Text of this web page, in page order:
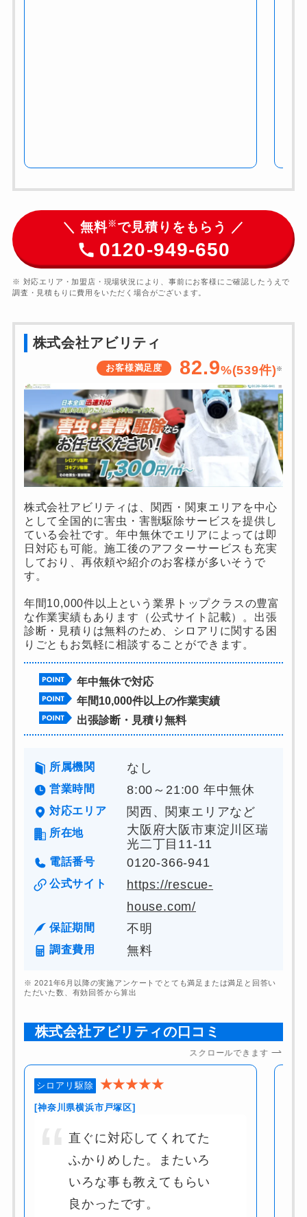
＼ 無料※で見積りをもらう ／
0120-949-650
※ 対応エリア・加盟店・現場状況により、事前にお客様にご確認したうえで
調査・見積もりに費用をいただく場合がございます。
株式会社アビリティ
お客様満足度 82.9%(539件) ※
株式会社アビリティは、関西・関東エリアを中心
として全国的に害虫・害獣駆除サービスを提供し
ている会社です。年中無休でエリアによっては即
日対応も可能。施工後のアフターサービスも充実
しており、再依頼や紹介のお客様が多いそうで
す。
年間10,000件以上という業界トップクラスの豊富
な作業実績もあります（公式サイト記載）。出張
診断・見積りは無料のため、シロアリに関する困
りごともお気軽に相談することができます。
年中無休で対応
年間10,000件以上の作業実績
出張診断・見積り無料
所属機関 なし
営業時間 8:00～21:00 年中無休
対応エリア 関西、関東エリアなど
所在地
大阪府大阪市東淀川区瑞
光二丁目11-11
電話番号 0120-366-941
公式サイト
https://rescue-
house.com/
保証期間 不明
調査費用 無料
※ 2021年6月以降の実施アンケートでとても満足または満足と回答い
ただいた数、有効回答から算出
株式会社アビリティの口コミ
スクロールできます
シロアリ駆除 ★★★★★
[神奈川県横浜市戸塚区]
直ぐに対応してくれてた
ふかりめした。またいろ
いろな事も教えてもらい
良かったです。